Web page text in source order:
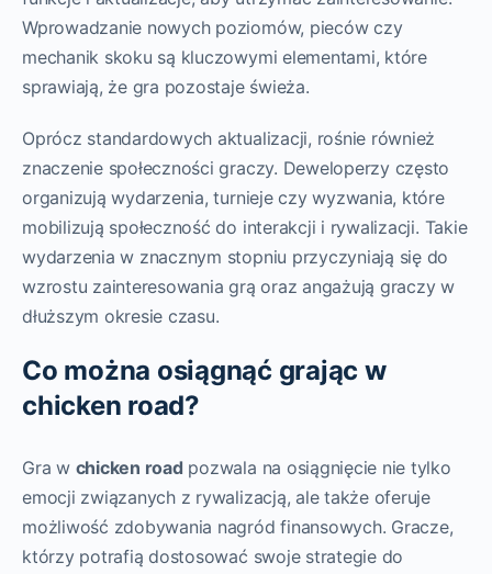
Wprowadzanie nowych poziomów, pieców czy
mechanik skoku są kluczowymi elementami, które
sprawiają, że gra pozostaje świeża.
Oprócz standardowych aktualizacji, rośnie również
znaczenie społeczności graczy. Deweloperzy często
organizują wydarzenia, turnieje czy wyzwania, które
mobilizują społeczność do interakcji i rywalizacji. Takie
wydarzenia w znacznym stopniu przyczyniają się do
wzrostu zainteresowania grą oraz angażują graczy w
dłuższym okresie czasu.
Co można osiągnąć grając w
chicken road?
Gra w chicken road pozwala na osiągnięcie nie tylko
emocji związanych z rywalizacją, ale także oferuje
możliwość zdobywania nagród finansowych. Gracze,
którzy potrafią dostosować swoje strategie do